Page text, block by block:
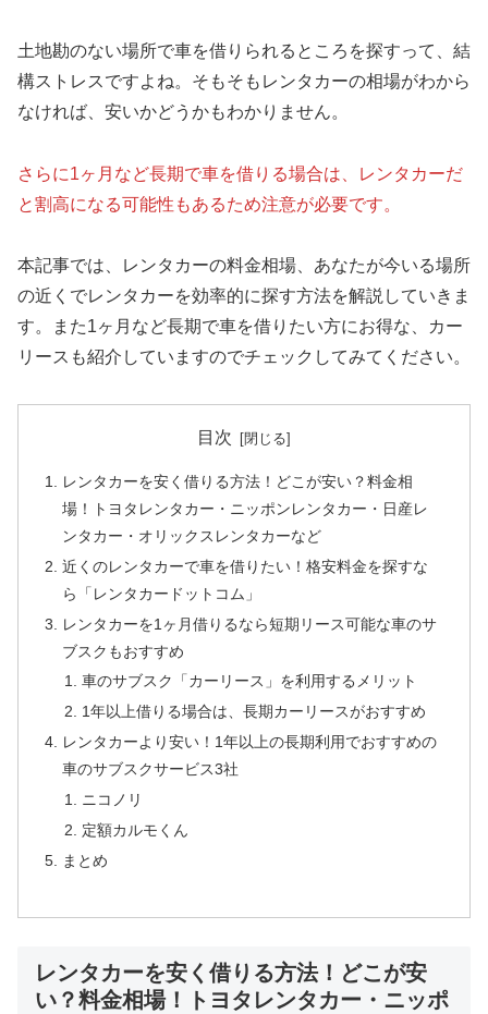
土地勘のない場所で車を借りられるところを探すって、結
構ストレスですよね。そもそもレンタカーの相場がわから
なければ、安いかどうかもわかりません。
さらに1ヶ月など長期で車を借りる場合は、レンタカーだ
と割高になる可能性もあるため注意が必要です。
本記事では、レンタカーの料金相場、あなたが今いる場所
の近くでレンタカーを効率的に探す方法を解説していきま
す。また1ヶ月など長期で車を借りたい方にお得な、カー
リースも紹介していますのでチェックしてみてください。
目次
レンタカーを安く借りる方法！どこが安い？料金相
場！トヨタレンタカー・ニッポンレンタカー・日産レ
ンタカー・オリックスレンタカーなど
近くのレンタカーで車を借りたい！格安料金を探すな
ら「レンタカードットコム」
レンタカーを1ヶ月借りるなら短期リース可能な車のサ
ブスクもおすすめ
車のサブスク「カーリース」を利用するメリット
1年以上借りる場合は、長期カーリースがおすすめ
レンタカーより安い！1年以上の長期利用でおすすめの
車のサブスクサービス3社
ニコノリ
定額カルモくん
まとめ
レンタカーを安く借りる方法！どこが安
い？料金相場！トヨタレンタカー・ニッポ